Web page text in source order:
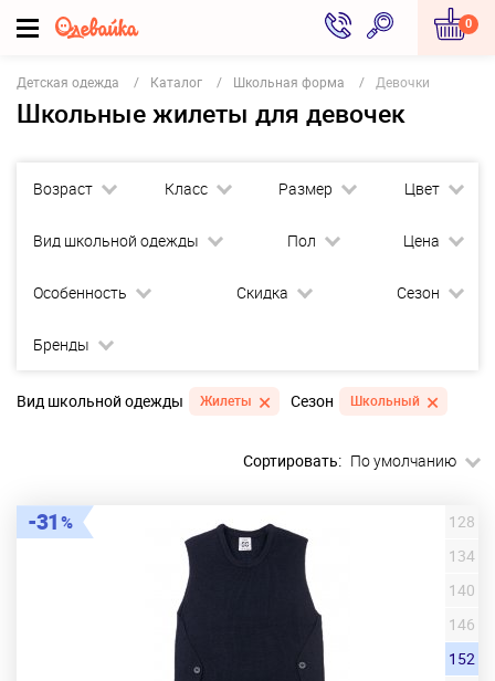
0
Детская одежда Каталог Школьная форма Девочки
Школьные жилеты для девочек
Возраст Класс Размер Цвет
Вид школьной одежды Пол Цена
Особенность Скидка Сезон
Бренды
Вид школьной одежды Жилеты Сезон Школьный
Сортировать: По умолчанию
31
128
134
140
146
152